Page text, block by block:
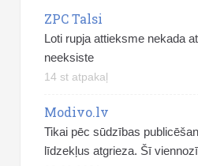
ZPC Talsi
Loti rupja attieksme nekada
neeksiste
14 st atpakaļ
Modivo.lv
Tikai pēc sūdzības
līdzekļus atgrieza. Šī